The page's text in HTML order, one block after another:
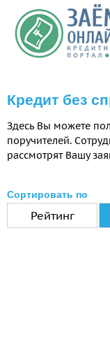
Перейти к
Кредит без
Здесь Вы можете
поручителей.
рассмотрят Вашу
Сортировать по
Рейтинг